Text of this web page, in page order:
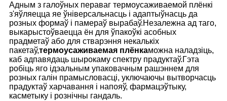
Адным з галоўных пераваг термоусаживаемой плёнкі
з'яўляецца яе ўніверсальнасць і адаптыўнасць да
розных формаў і памераў вырабаў.Незалежна ад таго,
выкарыстоўваецца ён для ўпакоўкі асобных
прадметаў або для стварэння некалькіх
пакетаў,термоусаживаемая плёнкаможна наладзіць,
каб адпавядаць шырокаму спектру прадуктаў.Гэта
робіць яго ідэальным упаковачным рашэннем для
розных галін прамысловасці, уключаючы вытворчасць
прадуктаў харчавання і напояў, фармацэўтыку,
касметыку і рознічны гандаль.